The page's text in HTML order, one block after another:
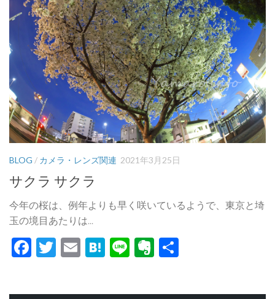
BLOG / カメラ・レンズ関連 2021年3月25日
サクラ サクラ
今年の桜は、例年よりも早く咲いているようで、東京と埼
玉の境目あたりは...
Facebook
Twitter
EmailHatena
LineEvernote